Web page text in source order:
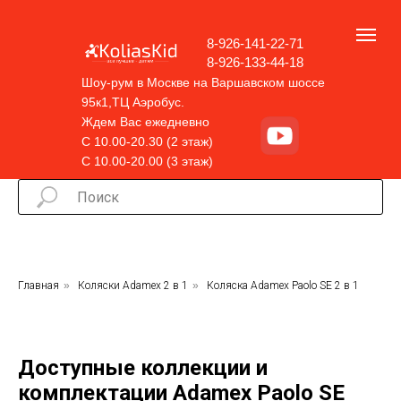
Шоу-рум в Москве на Варшавском шоссе
95к1,ТЦ Аэробус.
Ждем Вас ежедневно
С 10.00-20.30 (2 этаж)
С 10.00-20.00 (3 этаж)
8-926-141-22-71
8-926-133-44-18
Главная » Коляски Adamex 2 в 1 » Коляска Adamex Paolo SE 2 в 1
Доступные коллекции и
комплектации Adamex Paolo SE